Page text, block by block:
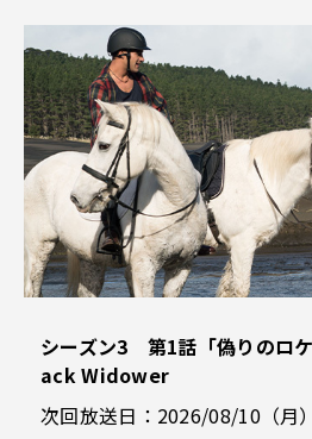
シーズン3 第1話「偽りのロ
ack Widower
次回放送日：2026/08/10（月